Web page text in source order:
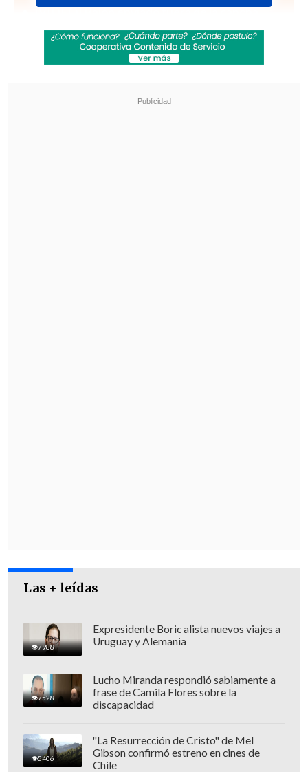
[VIDEO] Balón enviado fuera de la cancha
provocó un choque de tránsito en Uruguay
No pasó inadvertido: Las deficientes
luminarias en el clásico de Coquimbo ante La
Las + leídas
7988
Expresidente Boric alista nuevos viajes a
Uruguay y Alemania
7528
Lucho Miranda respondió sabiamente a
frase de Camila Flores sobre la
discapacidad
5406
"La Resurrección de Cristo" de Mel
Gibson confirmó estreno en cines de
Chile